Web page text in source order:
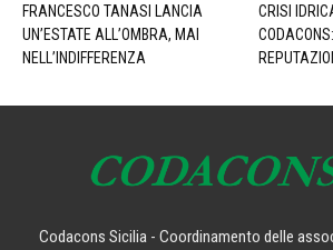
FRANCESCO TANASI LANCIA
UN’ESTATE ALL’OMBRA, MAI
NELL’INDIFFERENZA
CRISI
Codacons Sicilia - Coordinamento delle